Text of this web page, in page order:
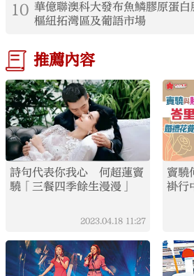
10 華億聯澳科大發布魚鱗膠原蛋白肽科研
樞紐拓灣區及葡語市場
推薦內容
詩句代表你我心 何超蓮竇
驍「三餐四季餘生漫漫」
2023.04.18 11:27
竇驍
褂行